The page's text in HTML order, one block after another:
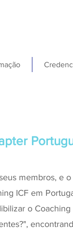
membros, e
ICF em
o